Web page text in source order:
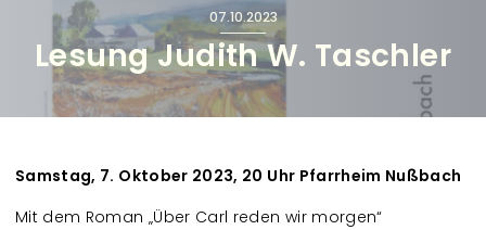
07.10.2023
Lesung Judith W. Taschler
Samstag, 7. Oktober 2023, 20 Uhr Pfarrheim Nußbach
Mit dem Roman „Über Carl reden wir morgen“